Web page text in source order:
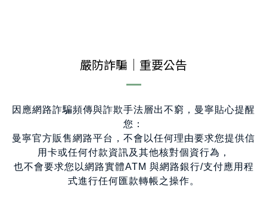
嚴防詐騙｜重要公告
因應網路詐騙頻傳與詐欺手法層出不窮，曼寧貼心提醒
您：
曼寧官方販售網路平台，不會以任何理由要求您提供信
用卡或任何付款資訊及其他核對個資行為，
也不會要求您以網路實體ATM 與網路銀行/支付應用程
式進行任何匯款轉帳之操作。